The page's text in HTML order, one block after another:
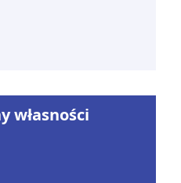
własności